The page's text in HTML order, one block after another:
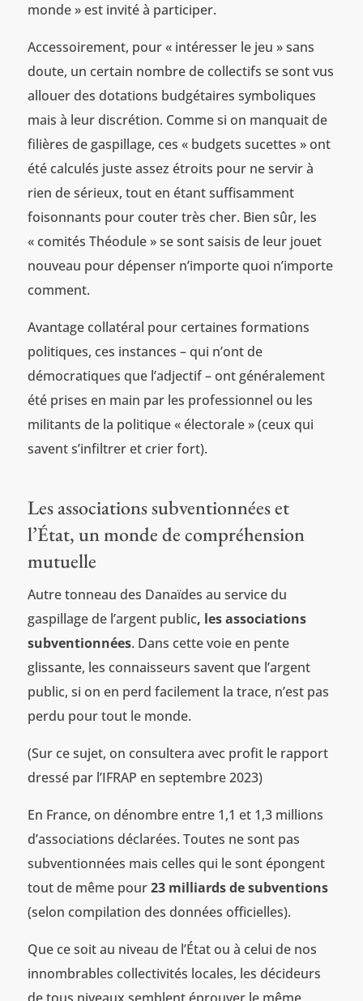
monde » est invité à participer.
Accessoirement, pour « intéresser le jeu » sans
doute, un certain nombre de collectifs se sont vus
allouer des dotations budgétaires symboliques
mais à leur discrétion. Comme si on manquait de
filières de gaspillage, ces « budgets sucettes » ont
été calculés juste assez étroits pour ne servir à
rien de sérieux, tout en étant suffisamment
foisonnants pour couter très cher. Bien sûr, les
« comités Théodule » se sont saisis de leur jouet
nouveau pour dépenser n’importe quoi n’importe
comment.
Avantage collatéral pour certaines formations
politiques, ces instances – qui n’ont de
démocratiques que l’adjectif – ont généralement
été prises en main par les professionnel ou les
militants de la politique « électorale » (ceux qui
savent s’infiltrer et crier fort).
Les associations subventionnées et
l’État, un monde de compréhension
mutuelle
Autre tonneau des Danaïdes au service du
gaspillage de l’argent public, les associations
subventionnées. Dans cette voie en pente
glissante, les connaisseurs savent que l’argent
public, si on en perd facilement la trace, n’est pas
perdu pour tout le monde.
(Sur ce sujet, on consultera avec profit le rapport
dressé par l’IFRAP en septembre 2023)
En France, on dénombre entre 1,1 et 1,3 millions
d’associations déclarées. Toutes ne sont pas
subventionnées mais celles qui le sont épongent
tout de même pour23 milliards de subventions
(selon compilation des données officielles).
Que ce soit au niveau de l’État ou à celui de nos
innombrables collectivités locales, les décideurs